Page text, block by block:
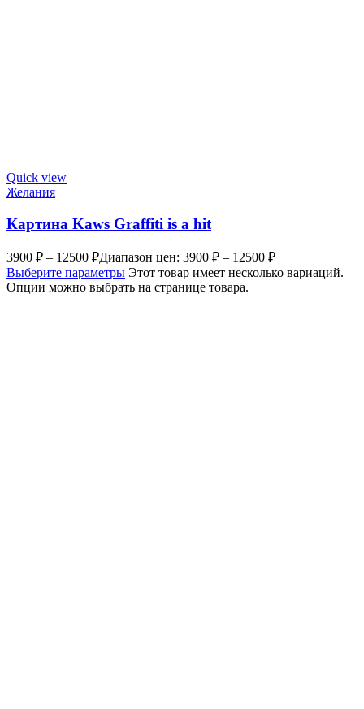
Quick view
Желания
Картина Kaws Graffiti is a hit
3900 ₽ – 12500 ₽Диапазон цен: 3900 ₽ – 12500 ₽
Выберите параметры Этот товар имеет несколько вариаций.
Опции можно выбрать на странице товара.